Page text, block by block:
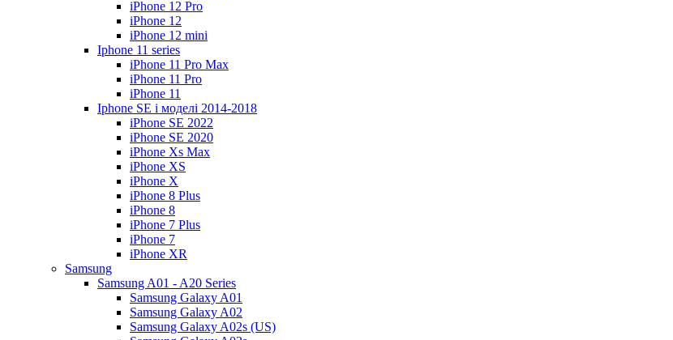
iPhone 12 Pro
iPhone 12
iPhone 12 mini
Iphone 11 series
iPhone 11 Pro Max
iPhone 11 Pro
iPhone 11
Iphone SE і моделі 2014-2018
iPhone SE 2022
iPhone SE 2020
iPhone Xs Max
iPhone XS
iPhone X
iPhone 8 Plus
iPhone 8
iPhone 7 Plus
iPhone 7
iPhone XR
Samsung
Samsung A01 - A20 Series
Samsung Galaxy A01
Samsung Galaxy A02
Samsung Galaxy A02s (US)